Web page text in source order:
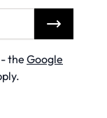
the Google